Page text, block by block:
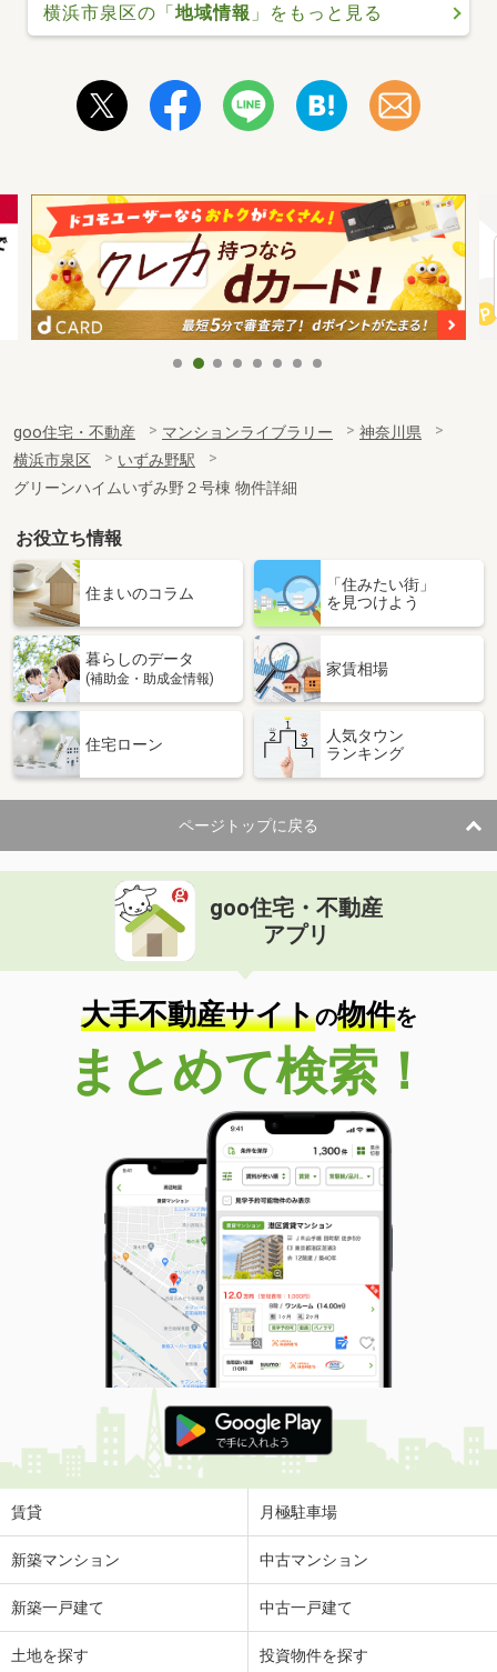
横浜市泉区の「地域情報 」をもっと見る
goo住宅・不動産 マンションライブラリー
神奈川県
横浜市泉区
いずみ野駅
グリーンハイムいずみ野２号棟 物件詳細
お役立ち情報
住まいのコラム
「住みたい街」
を見つけよう
暮らしのデータ
(補助金・助成金情報)
家賃相場
住宅ローン
人気タウン
ランキング
ページトップに戻る
goo住宅・不動産
アプリ
大手不動産サイトの物件を
まとめて検索！
賃貸 月極駐車場
新築マンション 中古マンション
新築一戸建て 中古一戸建て
土地を探す 投資物件を探す